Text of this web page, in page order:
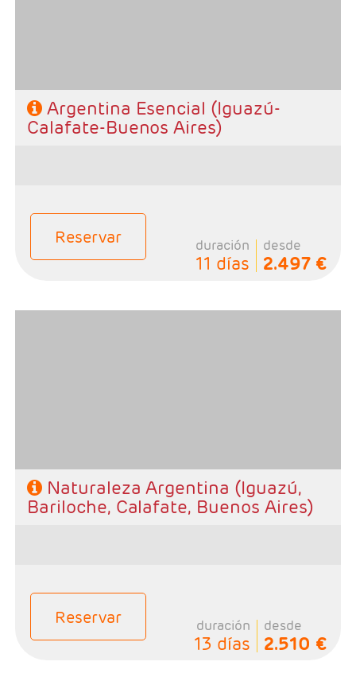
Argentina Esencial (Iguazú-
Calafate-Buenos Aires)
Reservar duración
11 días
desde
2.497 €
Naturaleza Argentina (Iguazú,
Bariloche, Calafate, Buenos Aires)
Reservar duración
13 días
desde
2.510 €